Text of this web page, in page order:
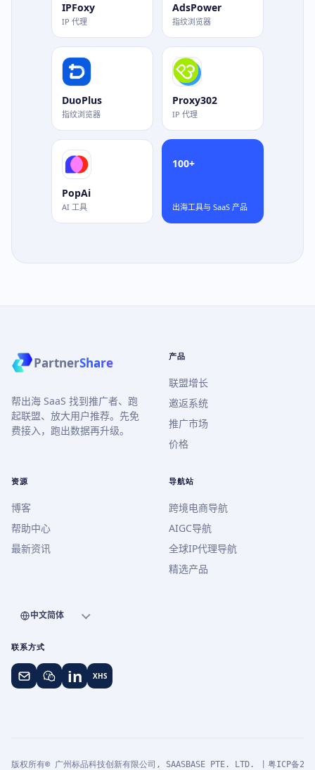
IPFoxy
IP 代理
AdsPower
指纹浏览器
DuoPlus
指纹浏览器
Proxy302
IP 代理
PopAi
AI 工具
100+
出海工具与 SaaS 产品
PartnerShare
帮出海 SaaS 找到推广者、跑
起联盟、放大用户推荐。先免
费接入，跑出数据再升级。
产品
联盟增长
邀返系统
推广市场
价格
资源
博客
帮助中心
最新资讯
导航站
跨境电商导航
AIGC导航
全球IP代理导航
精选产品
中文简体
联系方式
in XHS
版权所有© 广州标品科技创新有限公司, SAASBASE PTE. LTD. 丨 粤ICP备